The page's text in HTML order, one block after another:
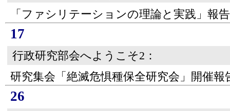
「ファシリテーションの理論と実践」報告
17
行政研究部会へようこそ2：
研究集会「絶滅危惧種保全研究会」開催報
26